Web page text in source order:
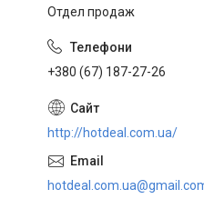
Отдел продаж
+380 (67) 187-27-26
http://hotdeal.com.ua/